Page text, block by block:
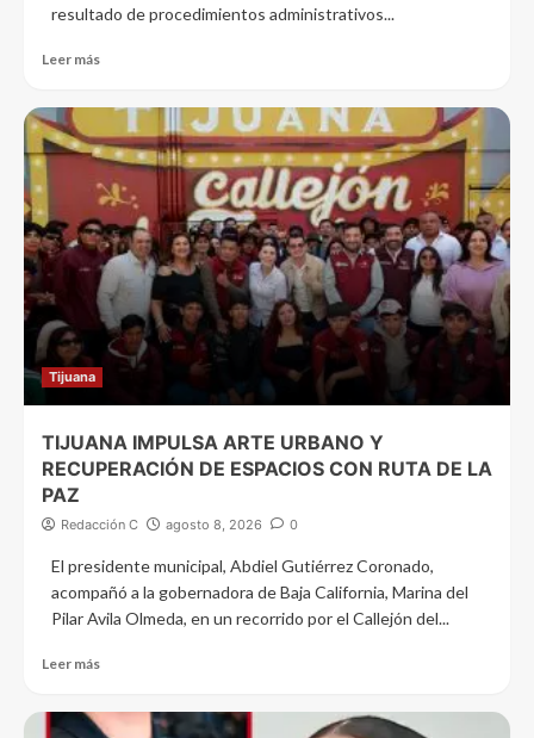
resultado de procedimientos administrativos...
Leer más
Tijuana
TIJUANA IMPULSA ARTE URBANO Y
RECUPERACIÓN DE ESPACIOS CON RUTA DE LA
PAZ
Redacción C agosto 8, 2026 0
El presidente municipal, Abdiel Gutiérrez Coronado,
acompañó a la gobernadora de Baja California, Marina del
Pilar Avila Olmeda, en un recorrido por el Callejón del...
Leer más